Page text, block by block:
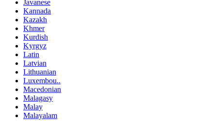
Javanese
Kannada
Kazakh
Khmer
Kurdish
Kyrgyz
Latin
Latvian
Lithuanian
Luxembou..
Macedonian
Malagasy
Malay
Malayalam